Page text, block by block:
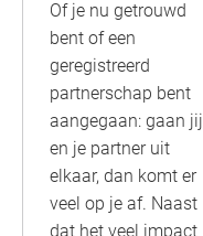
Of je nu getrouwd
bent of een
geregistreerd
partnerschap bent
aangegaan: gaan jij
en je partner uit
elkaar, dan komt er
veel op je af. Naast
dat het veel impact